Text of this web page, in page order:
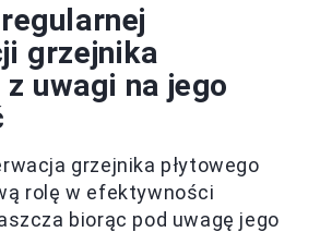
grzejnika
uwagi na jego
grzejnika płytowego
rolę w efektywności
biorąc pod uwagę jego